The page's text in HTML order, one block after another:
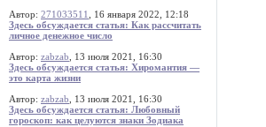
Автор: 271033511
, 16 января 2022, 12:18
Здесь обсуждается статья: Как рассчитать
личное денежное число
Автор: zabzab , 13 июля 2021, 16:30
Здесь обсуждается статья: Хиромантия —
это карта жизни
Автор: zabzab , 13 июля 2021, 16:30
Здесь обсуждается статья: Любовный
гороскоп: как целуются знаки Зодиака